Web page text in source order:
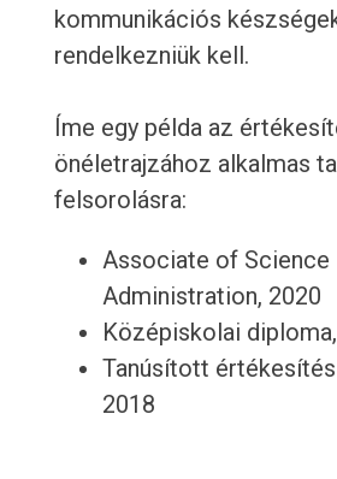
kommunikációs
rendelkezniük kell.
Íme egy példa az
önéletrajzához alkalmas
felsorolásra:
Associate of Science
Administration, 2020
Középiskolai
Tanúsított
2018